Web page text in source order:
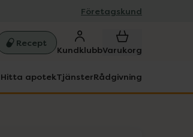
Företagskund
Recept
KundklubbVarukorg
Hitta apotekTjänsterRådgivning